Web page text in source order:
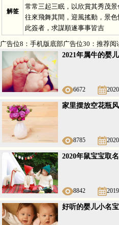
解签
常常三起三眠，以欣賞其秀茂
往來飛舞其間，迎風搖動，景
此簽者，求謀順遂事事皆吉
广告位8：手机版底部广告位30：推荐阅
2021年属牛的婴
6672
家里摆放空花瓶
8785
2020年鼠宝宝取
8842
好听的婴儿小名